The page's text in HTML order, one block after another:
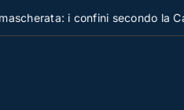
i confini secondo la